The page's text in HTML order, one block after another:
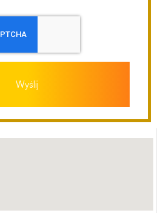
Wyślij